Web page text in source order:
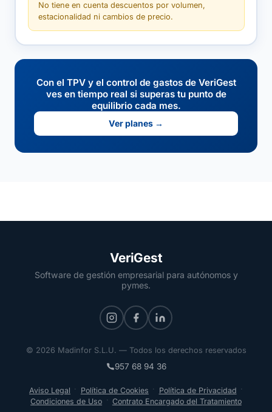
No tiene en cuenta descuentos por volumen,
estacionalidad ni cambios de precio.
Con el TPV y el control de gastos de VeriGest
ves en tiempo real si superas tu punto de
equilibrio cada mes.
Ver planes →
VeriGest
Software de gestión empresarial para autónomos y
pymes.
© 2026 Madinfor S.L.U. — Todos los derechos reservados
957 68 94 36
Aviso Legal · Política de Cookies · Política de Privacidad ·
Condiciones de Uso · Contrato Encargado del Tratamiento